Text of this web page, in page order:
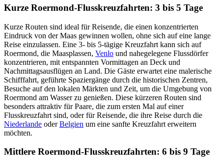
Kurze Roermond-Flusskreuzfahrten: 3 bis 5 Tage
Kurze Routen sind ideal für Reisende, die einen konzentrierten
Eindruck von der Maas gewinnen wollen, ohne sich auf eine lange
Reise einzulassen. Eine 3- bis 5-tägige Kreuzfahrt kann sich auf
Roermond, die Maasplassen, Venlo und nahegelegene Flussdörfer
konzentrieren, mit entspannten Vormittagen an Deck und
Nachmittagsausflügen an Land. Die Gäste erwartet eine malerische
Schifffahrt, geführte Spaziergänge durch die historischen Zentren,
Besuche auf den lokalen Märkten und Zeit, um die Umgebung von
Roermond am Wasser zu genießen. Diese kürzeren Routen sind
besonders attraktiv für Paare, die zum ersten Mal auf einer
Flusskreuzfahrt sind, oder für Reisende, die ihre Reise durch die
Niederlande oderBelgien um eine sanfte Kreuzfahrt erweitern
möchten.
Mittlere Roermond-Flusskreuzfahrten: 6 bis 9 Tage